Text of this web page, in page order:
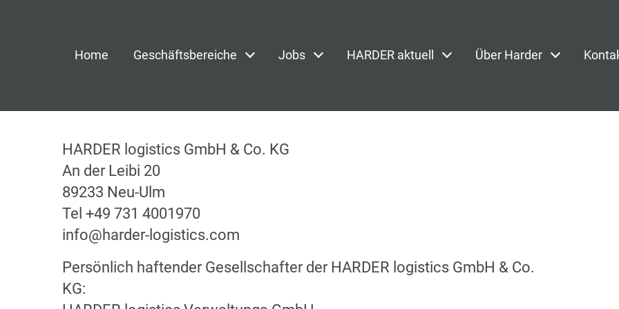
Home Geschäftsbereiche Jobs HARDER aktuell Über Harder
HARDER logistics GmbH & Co. KG
An der Leibi 20
89233 Neu-Ulm
Tel +49 731 4001970
info@harder-logistics.com
Persönlich haftender Gesellschafter der HARDER logistics GmbH & Co.
KG: